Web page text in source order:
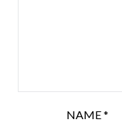
NAME*